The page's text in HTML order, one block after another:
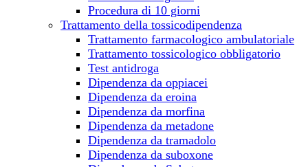
Procedura di 10 giorni
Trattamento della tossicodipendenza
Trattamento farmacologico ambulatoriale
Trattamento tossicologico obbligatorio
Test antidroga
Dipendenza da oppiacei
Dipendenza da eroina
Dipendenza da morfina
Dipendenza da metadone
Dipendenza da tramadolo
Dipendenza da suboxone